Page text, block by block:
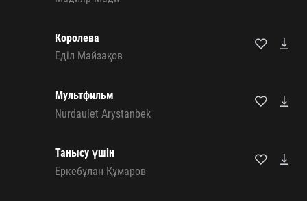
Королева
Еділ Майзақов
Мультфильм
Nurdaulet Arystanbek
Танысу үшін
Еркебұлан Құмаров